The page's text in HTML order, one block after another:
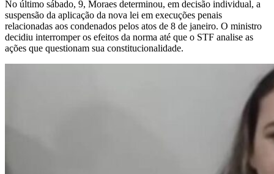
No último sábado, 9, Moraes determinou, em decisão individual, a
suspensão da aplicação da nova lei em execuções penais
relacionadas aos condenados pelos atos de 8 de janeiro. O ministro
decidiu interromper os efeitos da norma até que o STF analise as
ações que questionam sua constitucionalidade.